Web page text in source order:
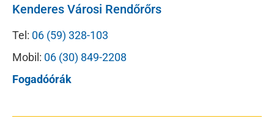
Kenderes Városi Rendőrőrs
Tel: 06 (59) 328-103
Mobil: 06 (30) 849-2208
Fogadóórák